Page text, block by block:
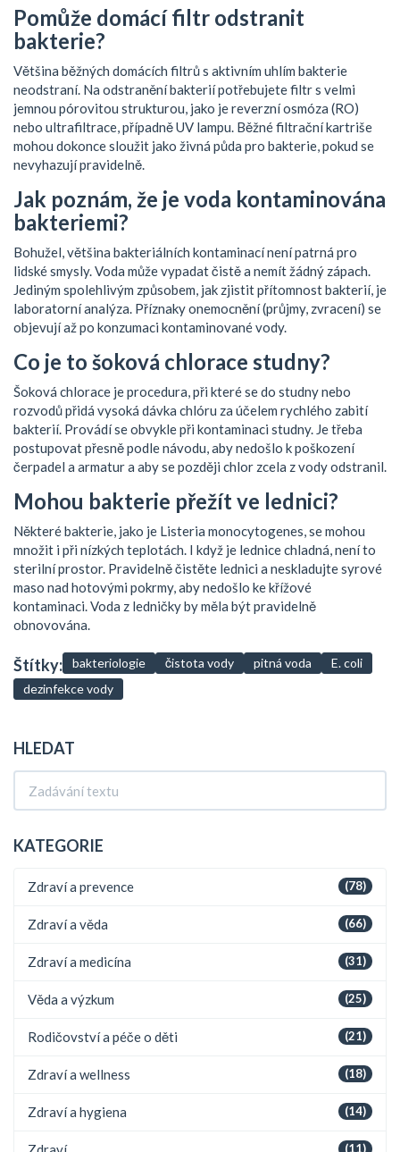
Pomůže domácí filtr odstranit
bakterie?
Většina běžných domácích filtrů s aktivním uhlím bakterie
neodstraní. Na odstranění bakterií potřebujete filtr s velmi
jemnou pórovitou strukturou, jako je reverzní osmóza (RO)
nebo ultrafiltrace, případně UV lampu. Běžné filtrační kartriše
mohou dokonce sloužit jako živná půda pro bakterie, pokud se
nevyhazují pravidelně.
Jak poznám, že je voda kontaminována
bakteriemi?
Bohužel, většina bakteriálních kontaminací není patrná pro
lidské smysly. Voda může vypadat čistě a nemít žádný zápach.
Jediným spolehlivým způsobem, jak zjistit přítomnost bakterií, je
laboratorní analýza. Příznaky onemocnění (průjmy, zvracení) se
objevují až po konzumaci kontaminované vody.
Co je to šoková chlorace studny?
Šoková chlorace je procedura, při které se do studny nebo
rozvodů přidá vysoká dávka chlóru za účelem rychlého zabití
bakterií. Provádí se obvykle při kontaminaci studny. Je třeba
postupovat přesně podle návodu, aby nedošlo k poškození
čerpadel a armatur a aby se později chlor zcela z vody odstranil.
Mohou bakterie přežít ve lednici?
Některé bakterie, jako je Listeria monocytogenes, se mohou
množit i při nízkých teplotách. I když je lednice chladná, není to
sterilní prostor. Pravidelně čistěte lednici a neskladujte syrové
maso nad hotovými pokrmy, aby nedošlo ke křížové
kontaminaci. Voda z ledničky by měla být pravidelně
obnovována.
Štítky: bakteriologie čistota vody pitná voda
E. coli
dezinfekce vody
HLEDAT
KATEGORIE
(78)
Zdraví a prevence
(66)
Zdraví a věda
(31)
Zdraví a medicína
(25)
Věda a výzkum
(21)
Rodičovství a péče o děti
(18)
Zdraví a wellness
(14)
Zdraví a hygiena
(11)